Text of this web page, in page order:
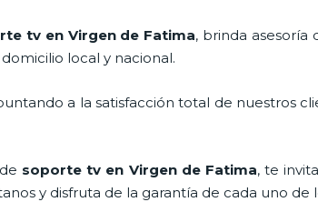
tv en Virgen de Fatima, brinda asesoría
local y nacional.
a la satisfacción total de nuestros
soporte tv en Virgen de Fatima, te
y disfruta de la garantía de cada uno de